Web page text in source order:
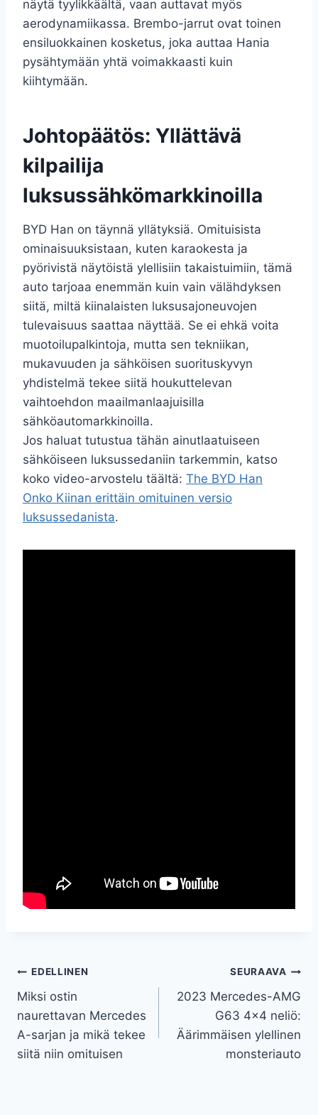
näytä tyylikkäältä, vaan auttavat myös
aerodynamiikassa. Brembo-jarrut ovat toinen
ensiluokkainen kosketus, joka auttaa Hania
pysähtymään yhtä voimakkaasti kuin
kiihtymään.
Johtopäätös: Yllättävä
kilpailija
luksussähkömarkkinoilla
BYD Han on täynnä yllätyksiä. Omituisista
ominaisuuksistaan, kuten karaokesta ja
pyörivistä näytöistä ylellisiin takaistuimiin, tämä
auto tarjoaa enemmän kuin vain välähdyksen
siitä, miltä kiinalaisten luksusajoneuvojen
tulevaisuus saattaa näyttää. Se ei ehkä voita
muotoilupalkintoja, mutta sen tekniikan,
mukavuuden ja sähköisen suorituskyvyn
yhdistelmä tekee siitä houkuttelevan
vaihtoehdon maailmanlaajuisilla
sähköautomarkkinoilla.
Jos haluat tutustua tähän ainutlaatuiseen
sähköiseen luksussedaniin tarkemmin, katso
koko video-arvostelu täältä: The BYD Han
Onko Kiinan erittäin omituinen versio
luksussedanista.
Artikkelien
selaus
EDELLINEN
Miksi ostin
naurettavan Mercedes
A-sarjan ja mikä tekee
siitä niin omituisen
SEURAAVA
2023 Mercedes-AMG
G63 4×4 neliö:
Äärimmäisen ylellinen
monsteriauto